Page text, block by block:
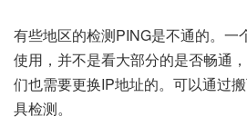
有些地区的检测PING是不通的。一
使用，并不是看大部分的是否畅通
们也需要更换IP地址的。可以通过
具检测。